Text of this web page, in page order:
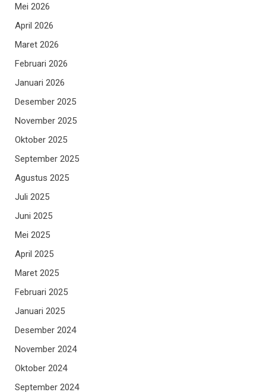
Mei 2026
April 2026
Maret 2026
Februari 2026
Januari 2026
Desember 2025
November 2025
Oktober 2025
September 2025
Agustus 2025
Juli 2025
Juni 2025
Mei 2025
April 2025
Maret 2025
Februari 2025
Januari 2025
Desember 2024
November 2024
Oktober 2024
September 2024